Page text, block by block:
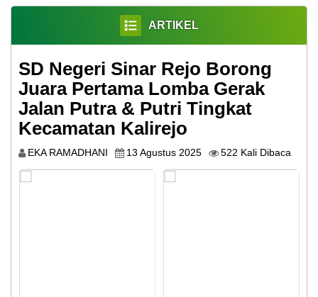
Desa
Peta
ARTIKEL
SD Negeri Sinar Rejo Borong
Juara Pertama Lomba Gerak
Jalan Putra & Putri Tingkat
Kecamatan Kalirejo
EKA RAMADHANI 13 Agustus 2025 522 Kali Dibaca